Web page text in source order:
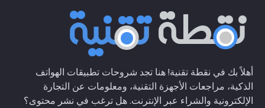
أهلاً بك في نقطة تقنية! هنا تجد شروحات تطبيقات الهواتف
الذكية، مراجعات الأجهزة التقنية، ومعلومات عن التجارة
الإلكترونية والشراء عبر الإنترنت. هل ترغب في نشر محتوى؟